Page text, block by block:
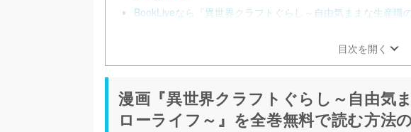
BookLiveなら『異世界クラフトぐらし～自由気ままな生産職
目次を開く
漫画『異世界クラフトぐらし～自由気
ローライフ～』を全巻無料で読む方法